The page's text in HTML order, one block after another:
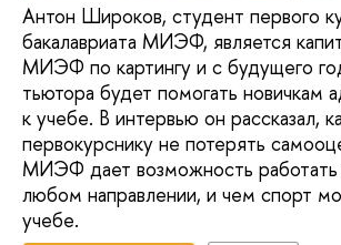
Антон Широков, студент первого
бакалавриата МИЭФ, является
МИЭФ по картингу и с будущего
тьютора будет помогать новичкам
к учебе. В интервью он рассказал,
первокурснику не потерять
МИЭФ дает возможность работать
любом направлении, и чем спорт
учебе.